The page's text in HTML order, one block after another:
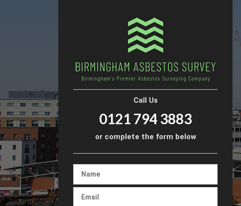
Call Us
0121 794 3883
or complete the form below